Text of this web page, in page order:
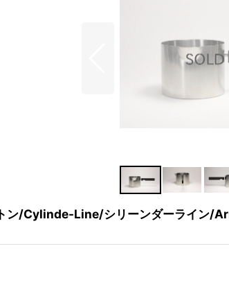
ン/Cylinde-Line/シリーンダーライン/